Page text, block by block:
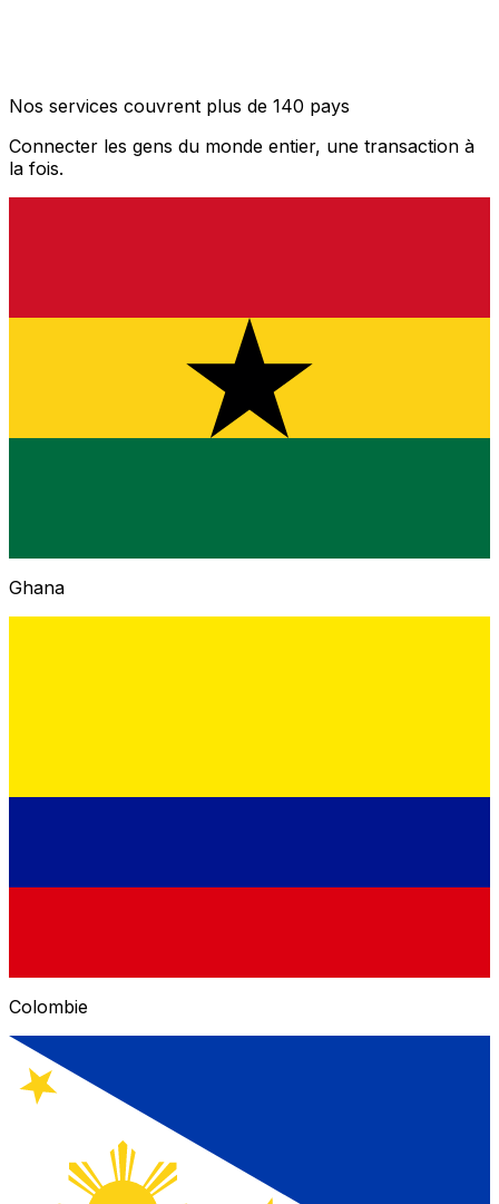
Nos services couvrent plus de 140 pays
Connecter les gens du monde entier, une transaction à
la fois.
Ghana
Colombie